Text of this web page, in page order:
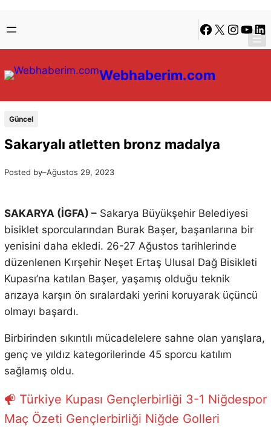
geç
to
content
Facebook
X Instagram
Webhaberim.com
Güncel
Sakaryalı atletten bronz madalya
Posted by–Ağustos 29, 2023
SAKARYA (İGFA) –Sakarya Büyükşehir Belediyesi
bisiklet sporcularından Burak Başer, başarılarına bir
yenisini daha ekledi. 26-27 Ağustos tarihlerinde
düzenlenen Kırşehir Neşet Ertaş Ulusal Dağ Bisikleti
Kupası’na katılan Başer, yaşamış olduğu teknik
arızaya karşın ön sıralardaki yerini koruyarak üçüncü
olmayı başardı.
Birbirinden sıkıntılı mücadelelere sahne olan yarışlara,
genç ve yıldız kategorilerinde 45 sporcu katılım
sağlamış oldu.
Türkiye Kupası Gençlerbirliği 3-1 Niğdespor
Maç Özeti Gençlerbirliği Niğde Golleri